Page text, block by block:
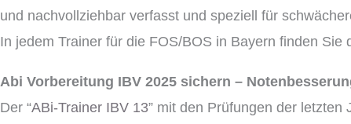
und nachvollziehbar verfasst und speziell für
In jedem Trainer für die FOS/BOS in Bayern finden
Abi Vorbereitung IBV 2025 sichern –
Der “ABi-Trainer IBV 13” mit den Prüfungen der